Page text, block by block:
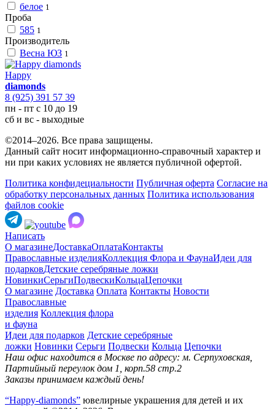
белое 1
Проба
585 1
Производитель
Весна ЮЗ 1
Happy
diamonds
8 (925) 391 57 39
пн - пт с 10 до 19
сб и вс - выходные
©2014–2026. Все права защищены.
Данный сайт носит информационно-справочный характер и
ни при каких условиях не является публичной офертой.
Политика конфидециальности Публичная оферта Согласие на
обработку персональных данных Политика использования
файлов cookie
Написать
О магазинеДоставкаОплатаКонтакты
Православные изделияКоллекция Флора и ФаунаИдеи для
подарковДетские серебряные ложки
НовинкиСерьгиПодвескиКольцаЦепочки
О магазине Доставка Оплата Контакты Новости
Православные
изделия Коллекция флора
и фауна
Идеи для подарков Детские серебряные
ложки Новинки Серьги Подвески Кольца Цепочки
Наш офис находится в Москве по адресу: м. Серпуховская,
Партийный переулок дом 1, корп.58 стр.2
Заказы принимаем каждый день!
“Happy-diamonds” ювелирные украшения для детей и их